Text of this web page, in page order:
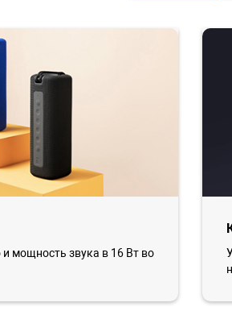
и мощность звука в 16 Вт во